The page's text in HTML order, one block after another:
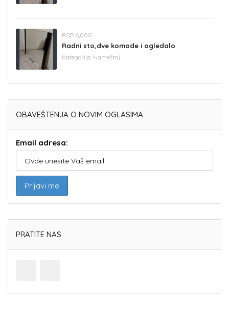
RSD 6,000
Radni sto,dve komode i ogledalo
Kategorija: Nameštaj
OBAVEŠTENJA O NOVIM OGLASIMA
Email adresa:
PRATITE NAS